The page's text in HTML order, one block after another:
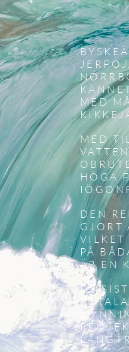
MED
MED
HÖGA
DEN
GJORT
VILKET
PÅ
ÄR EN
DE